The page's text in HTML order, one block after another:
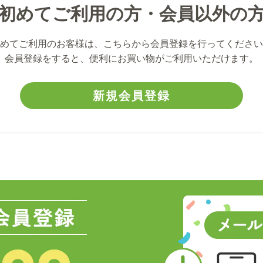
めてご利用の方・会員以外の
てご利用のお客様は、こちらから会員登録を行ってくださ
会員登録をすると、便利にお買い物がご利用いただけます。